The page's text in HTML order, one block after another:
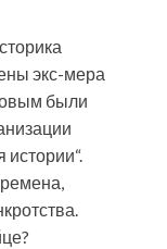
экс-мера
были